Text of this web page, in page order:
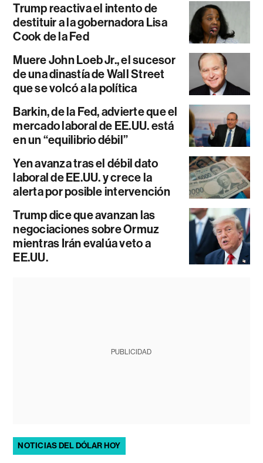
Trump reactiva el intento de
destituir a la gobernadora Lisa
Cook de la Fed
Muere John Loeb Jr., el sucesor
de una dinastía de Wall Street
que se volcó a la política
Barkin, de la Fed, advierte que el
mercado laboral de EE.UU. está
en un “equilibrio débil”
Yen avanza tras el débil dato
laboral de EE.UU. y crece la
alerta por posible intervención
Trump dice que avanzan las
negociaciones sobre Ormuz
mientras Irán evalúa veto a
EE.UU.
PUBLICIDAD
NOTICIAS DEL DÓLAR HOY